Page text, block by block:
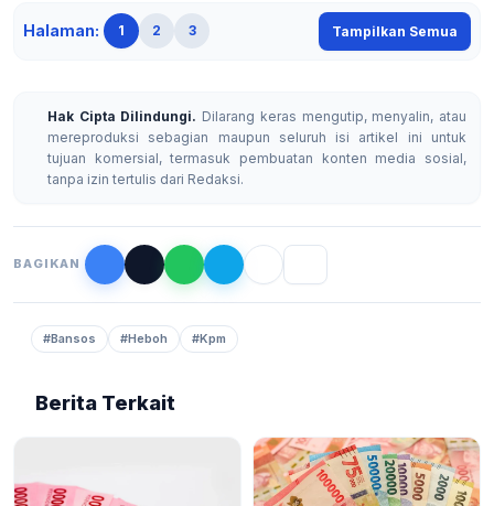
Halaman: 1 2 3 Tampilkan Semua
Hak Cipta Dilindungi. Dilarang keras mengutip, menyalin, atau
mereproduksi sebagian maupun seluruh isi artikel ini untuk
tujuan komersial, termasuk pembuatan konten media sosial,
tanpa izin tertulis dari Redaksi.
BAGIKAN
#Bansos #Heboh #Kpm
Berita Terkait